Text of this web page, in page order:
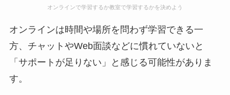
オンラインで学習するか教室で学習するかを決めよう
オンラインは時間や場所を問わず学習できる一
方、チャットやWeb面談などに慣れていないと
「サポートが足りない」と感じる可能性がありま
す。